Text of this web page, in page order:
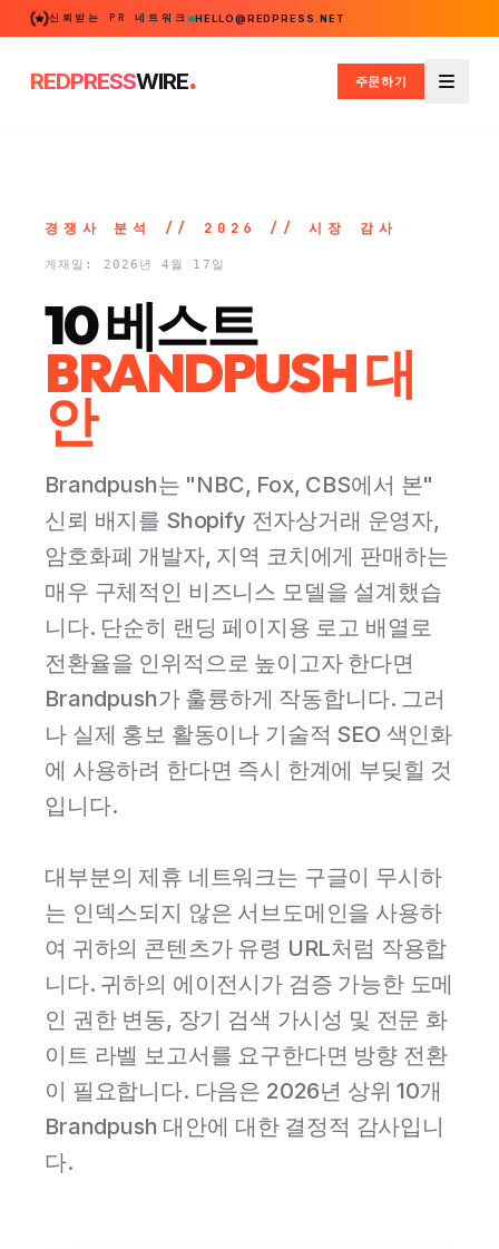
신뢰받는 PR 네트워크 HELLO@REDPRESS.NET
REDPRESSWIRE. 주문하기
메뉴
경쟁사 분석 // 2026 // 시장 감사
게재일: 2026년 4월 17일
10 베스트
BRANDPUSH 대
안
Brandpush는 "NBC, Fox, CBS에서 본"
신뢰 배지를 Shopify 전자상거래 운영자,
암호화폐 개발자, 지역 코치에게 판매하는
매우 구체적인 비즈니스 모델을 설계했습
니다. 단순히 랜딩 페이지용 로고 배열로
전환율을 인위적으로 높이고자 한다면
Brandpush가 훌륭하게 작동합니다. 그러
나 실제 홍보 활동이나 기술적 SEO 색인화
에 사용하려 한다면 즉시 한계에 부딪힐 것
입니다.
대부분의 제휴 네트워크는 구글이 무시하
는 인덱스되지 않은 서브도메인을 사용하
여 귀하의 콘텐츠가 유령 URL처럼 작용합
니다. 귀하의 에이전시가 검증 가능한 도메
인 권한 변동, 장기 검색 가시성 및 전문 화
이트 라벨 보고서를 요구한다면 방향 전환
이 필요합니다. 다음은 2026년 상위 10개
Brandpush 대안에 대한 결정적 감사입니
다.